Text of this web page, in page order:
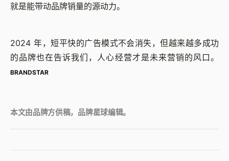
就是能带动品牌销量的源动力。
2024 年，短平快的广告模式不会消失，但越来越多成功
的品牌也在告诉我们，人心经营才是未来营销的风口。
BRANDSTAR
本文由品牌方供稿，品牌星球编辑。